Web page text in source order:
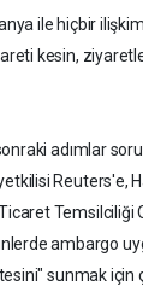
ile hiçbir
kesin,
adımlar
Reuters'e,
Temsilciliği
ambargo
sunmak için